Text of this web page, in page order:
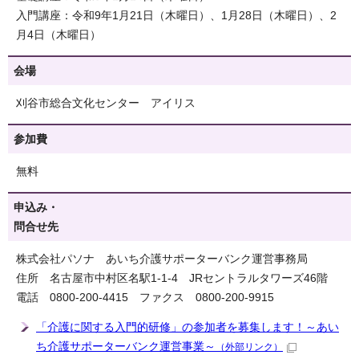
入門講座：令和9年1月21日（木曜日）、1月28日（木曜日）、2
月4日（木曜日）
会場
刈谷市総合文化センター アイリス
参加費
無料
申込み・
問合せ先
株式会社パソナ あいち介護サポーターバンク運営事務局
住所 名古屋市中村区名駅1-1-4 JRセントラルタワーズ46階
電話 0800-200-4415 ファクス 0800-200-9915
「介護に関する入門的研修」の参加者を募集します！～あい
ち介護サポーターバンク運営事業～
（外部リンク）